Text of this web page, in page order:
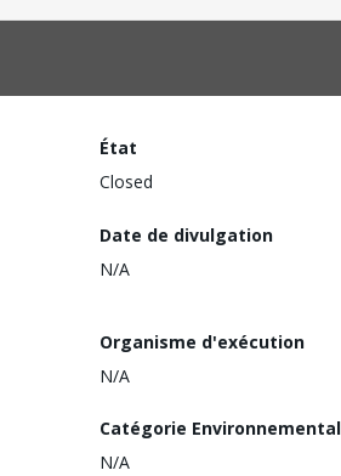
État
Closed
Date de divulgation
N/A
Organisme d'exécution
N/A
Catégorie
N/A